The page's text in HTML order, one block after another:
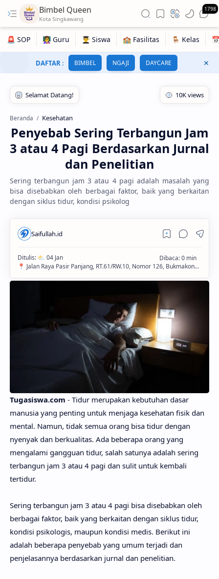
Bimbel Queen 1798
DAFTAR : BIMBEL NGAJI DAYCARE
Beranda Kesehatan
Penyebab Sering Terbangun Jam
3 atau 4 Pagi Berdasarkan Jurnal
dan Penelitian
Sering terbangun jam 3 atau 4 pagi adalah masalah yang
bisa disebabkan oleh berbagai faktor, baik yang berkaitan
dengan siklus tidur, kondisi psikolog
Tugasiswa.com - Tidur merupakan kebutuhan dasar
manusia yang penting untuk menjaga kesehatan fisik dan
mental. Namun, tidak semua orang bisa tidur dengan
nyenyak dan berkualitas. Ada beberapa orang yang
mengalami gangguan tidur, salah satunya adalah sering
terbangun jam 3 atau 4 pagi dan sulit untuk kembali
tertidur.
Sering terbangun jam 3 atau 4 pagi bisa disebabkan oleh
berbagai faktor, baik yang berkaitan dengan siklus tidur,
kondisi psikologis, maupun kondisi medis. Berikut ini
adalah beberapa penyebab yang umum terjadi dan
penjelasannya berdasarkan jurnal dan penelitian.